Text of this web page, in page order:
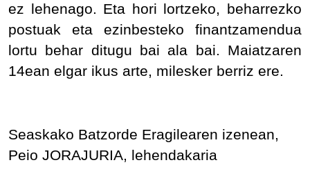
ez lehenago. Eta hori lortzeko, beharrezko
postuak eta ezinbesteko finantzamendua
lortu behar ditugu bai ala bai. Maiatzaren
14ean elgar ikus arte, milesker berriz ere.
Seaskako Batzorde Eragilearen izenean,
Peio JORAJURIA, lehendakaria